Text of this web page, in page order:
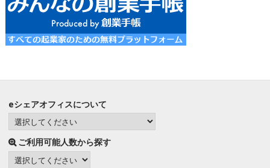
eシェアオフィスについて
ご利用可能人数から探す